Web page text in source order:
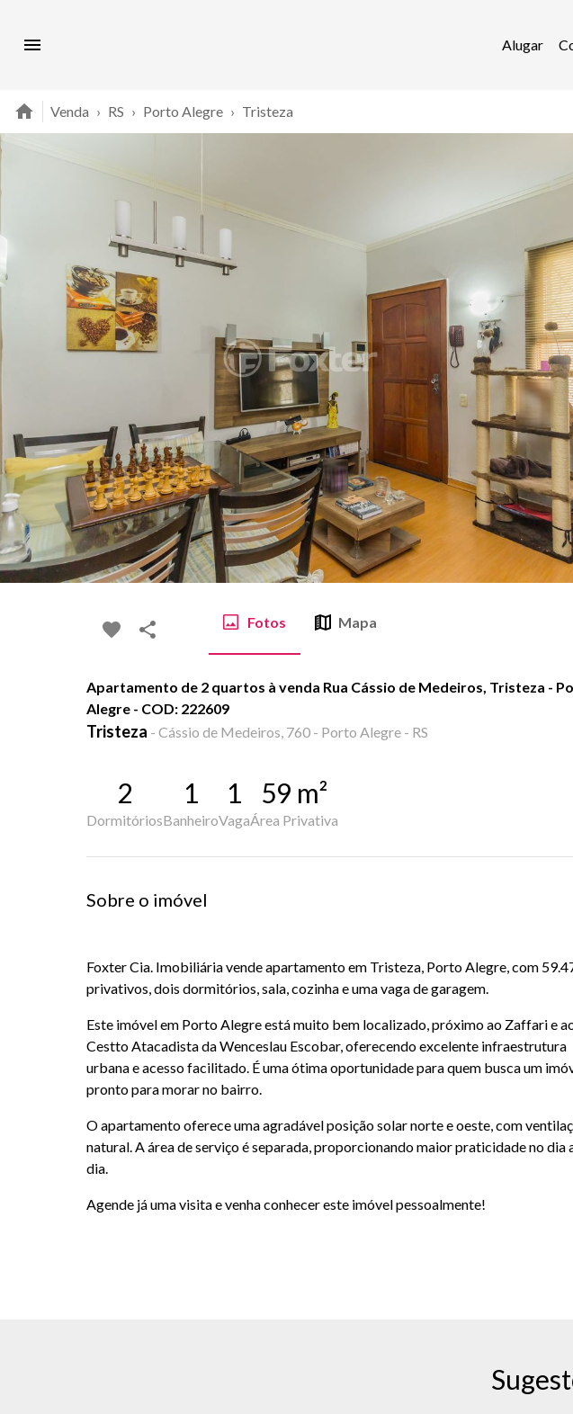
Alugar
Venda › RS › Porto Alegre › Tristeza
Fotos Mapa
Apartamento de 2 quartos à venda Rua Cássio de Medeiros, Tristeza -
Alegre - COD: 222609
Tristeza - Cássio de Medeiros, 760 - Porto Alegre - RS
2
Dormitórios
1
Banheiro
1
Vaga
59 m²
Área Privativa
Sobre o imóvel
Foxter Cia. Imobiliária vende apartamento em Tristeza, Porto Alegre, com
privativos, dois dormitórios, sala, cozinha e uma vaga de garagem.
Este imóvel em Porto Alegre está muito bem localizado, próximo ao Zaffari e
Cestto Atacadista da Wenceslau Escobar, oferecendo excelente infraestrutura
urbana e acesso facilitado. É uma ótima oportunidade para quem busca um
pronto para morar no bairro.
O apartamento oferece uma agradável posição solar norte e oeste, com
natural. A área de serviço é separada, proporcionando maior praticidade no dia
dia.
Agende já uma visita e venha conhecer este imóvel pessoalmente!